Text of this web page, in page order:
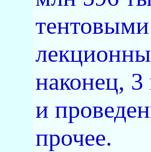
наконец,
и
прочее.